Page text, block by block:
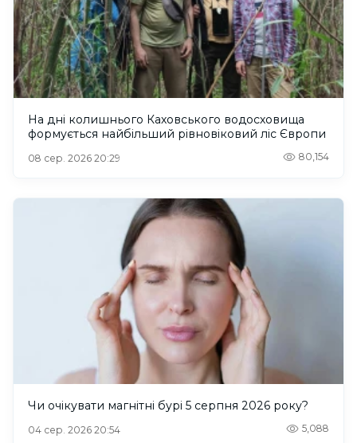
На дні колишнього Каховського водосховища
формується найбільший рівновіковий ліс Європи
08 сер. 2026 20:29 80,154
Чи очікувати магнітні бурі 5 серпня 2026 року?
04 сер. 2026 20:54 5,088